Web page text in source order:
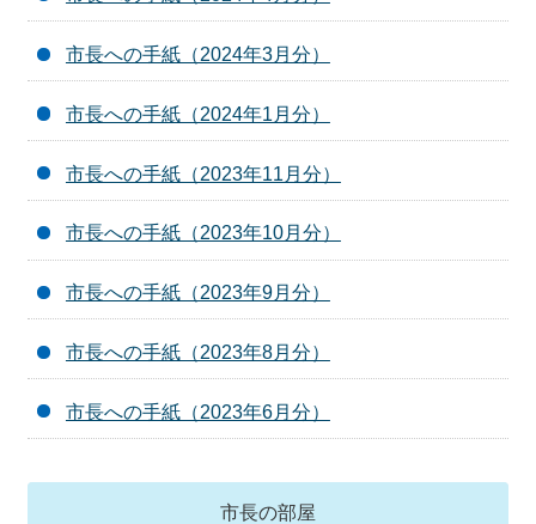
市長への手紙（2024年3月分）
市長への手紙（2024年1月分）
市長への手紙（2023年11月分）
市長への手紙（2023年10月分）
市長への手紙（2023年9月分）
市長への手紙（2023年8月分）
市長への手紙（2023年6月分）
市長の部屋